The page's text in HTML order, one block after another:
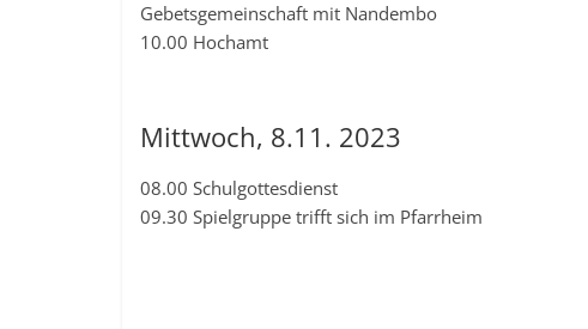
Gebetsgemeinschaft mit Nandembo
10.00 Hochamt
Mittwoch, 8.11. 2023
08.00 Schulgottesdienst
09.30 Spielgruppe trifft sich im Pfarrheim